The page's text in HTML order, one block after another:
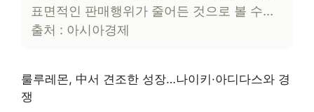
표면적인 판매행위가 줄어든 것으로 볼 수…
출처 : 아시아경제
룰루레몬, 中서 견조한 성장…나이키·아디다스와 경
쟁